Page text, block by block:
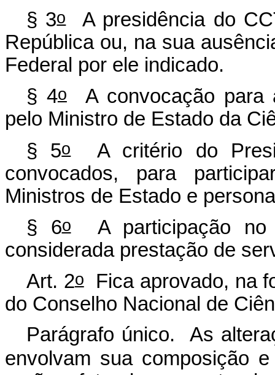
§ 3oA presidência do
República ou, na sua
Federal por ele indicado.
§ 4oA convocação para
pelo Ministro de Estado da
§ 5oA critério do
convocados, para
Ministros de Estado e
§ 6oA participação no
considerada prestação de
Art. 2oFica aprovado, na
do Conselho Nacional de
Parágrafo único. As
envolvam sua composição